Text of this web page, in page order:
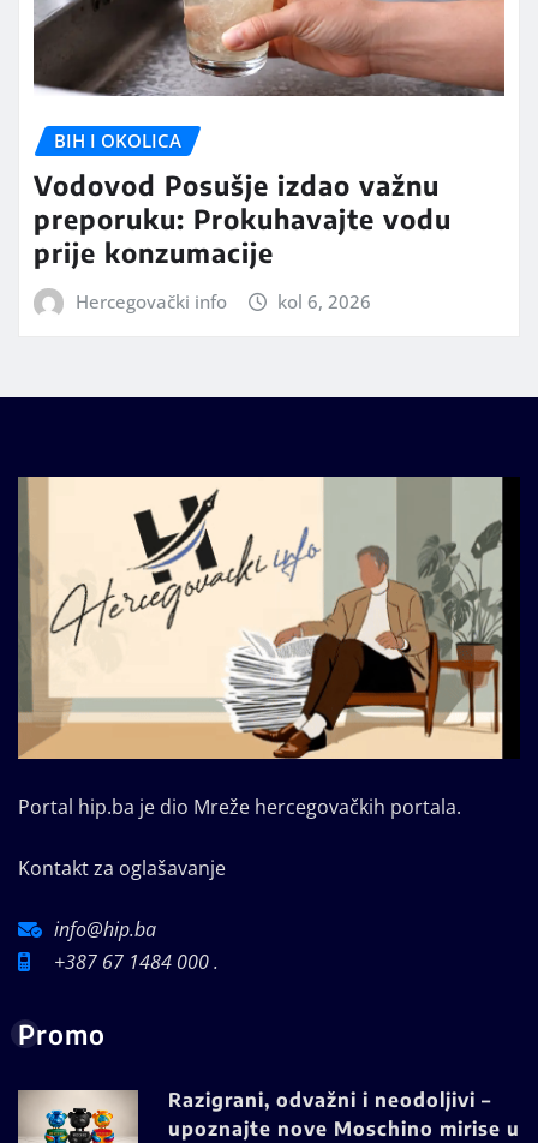
BIH I OKOLICA
Vodovod Posušje izdao važnu
preporuku: Prokuhavajte vodu
prije konzumacije
Hercegovački info kol 6, 2026
Portal hip.ba je dio Mreže hercegovačkih portala.
Kontakt za oglašavanje
info@hip.ba
+387 67 1484 000 .
Promo
Razigrani, odvažni i neodoljivi –
upoznajte nove Moschino mirise u